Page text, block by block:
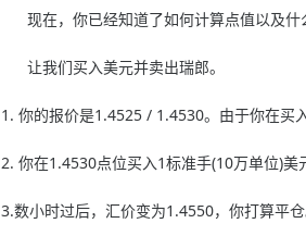
现在，你已经知道了如何计算点值以及什
让我们买入美元并卖出瑞郎。
1. 你的报价是1.4525 / 1.4530。由于你在买
2. 你在1.4530点位买入1标准手(10万单位)美
3.数小时过后，汇价变为1.4550，你打算平仓